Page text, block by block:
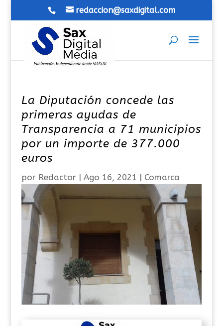
redaccion@saxdigital.com
La Diputación concede las
primeras ayudas de
Transparencia a 71 municipios
por un importe de 377.000
euros
por Redactor| Ago 16, 2021 | Comarca